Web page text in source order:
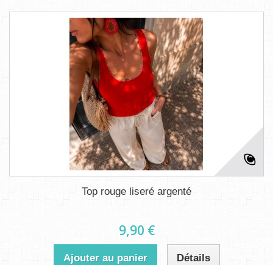
Top rouge liseré argenté
9,90 €
Ajouter au panier Détails